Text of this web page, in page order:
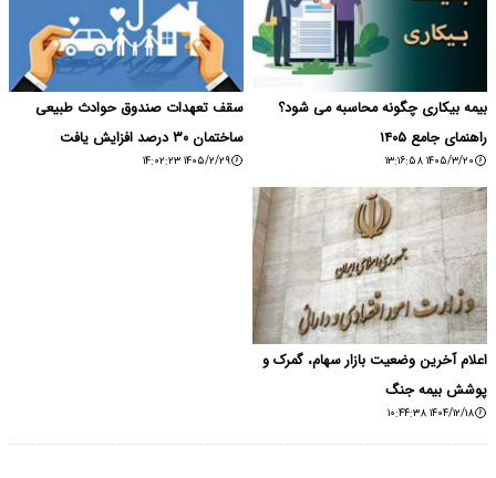
بیمه بیکاری چگونه محاسبه می‌ شود؟
راهنمای جامع ۱۴۰۵
۱۴۰۵/۳/۲۰ ۱۳:۱۶:۵۸
سقف تعهدات صندوق حوادث طبیعی
ساختمان ۳۰ درصد افزایش یافت
۱۴۰۵/۲/۲۹ ۱۴:۰۲:۲۳
اعلام آخرین وضعیت بازار سهام، گمرک و
پوشش بیمه جنگ
۱۴۰۴/۱۲/۱۸ ۱۰:۴۴:۳۸